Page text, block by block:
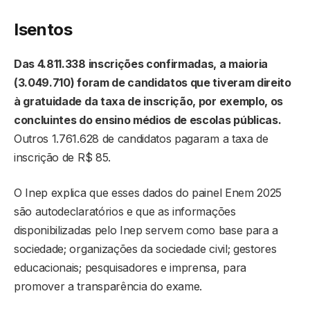
Isentos
Das 4.811.338 inscrições confirmadas, a maioria
(3.049.710) foram de candidatos que tiveram direito
à gratuidade da taxa de inscrição, por exemplo, os
concluintes do ensino médios de escolas públicas.
Outros 1.761.628 de candidatos pagaram a taxa de
inscrição de R$ 85.
O Inep explica que esses dados do painel Enem 2025
são autodeclaratórios e que as informações
disponibilizadas pelo Inep servem como base para a
sociedade; organizações da sociedade civil; gestores
educacionais; pesquisadores e imprensa, para
promover a transparência do exame.